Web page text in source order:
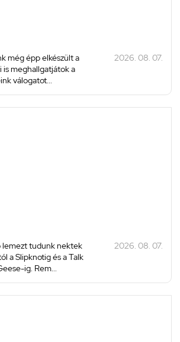
még épp elkészült a
meghallgatjátok a
válogatot...
2026. 08. 07.
lemezt tudunk nektek
a Slipknotig és a Talk
ig. Rem...
2026. 08. 07.